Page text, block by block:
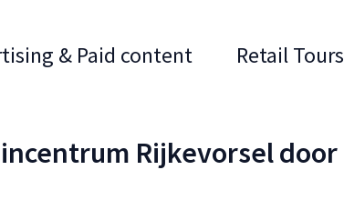
& Paid content Retail Tours
Rijkevorsel door